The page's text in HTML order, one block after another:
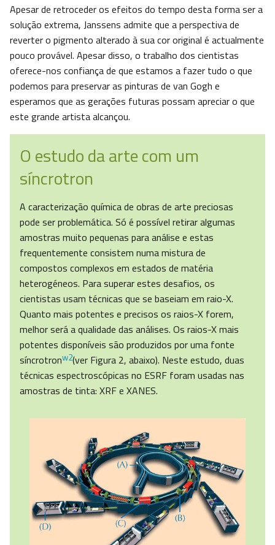
Apesar de retroceder os efeitos do tempo desta forma ser a
solução extrema, Janssens admite que a perspectiva de
reverter o pigmento alterado à sua cor original é actualmente
pouco provável. Apesar disso, o trabalho dos cientistas
oferece-nos confiança de que estamos a fazer tudo o que
podemos para preservar as pinturas de van Gogh e
esperamos que as gerações futuras possam apreciar o que
este grande artista alcançou.
O estudo da arte com um
síncrotron
A caracterização química de obras de arte preciosas
pode ser problemática. Só é possível retirar algumas
amostras muito pequenas para análise e estas
frequentemente consistem numa mistura de
compostos complexos em estados de matéria
heterogéneos. Para superar estes desafios, os
cientistas usam técnicas que se baseiam em raio-X.
Quanto mais potentes e precisos os raios-X forem,
melhor será a qualidade das análises. Os raios-X mais
potentes disponíveis são produzidos por uma fonte
síncrotronw2(ver Figura 2, abaixo). Neste estudo, duas
técnicas espectroscópicas no ESRF foram usadas nas
amostras de tinta: XRF e XANES.